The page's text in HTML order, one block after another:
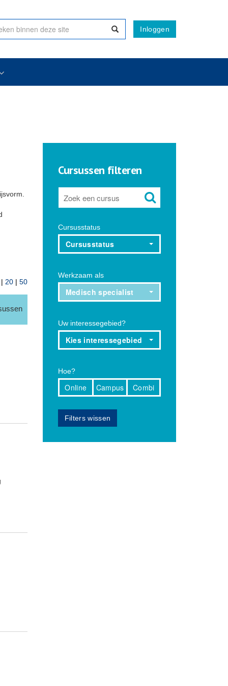
Inloggen
20| 50
Cursussen filteren
Cursusstatus
Cursusstatus
Werkzaam als
Medisch specialist
Uw interessegebied?
Kies interessegebied
Hoe?
Online Campus Combi
Filters wissen